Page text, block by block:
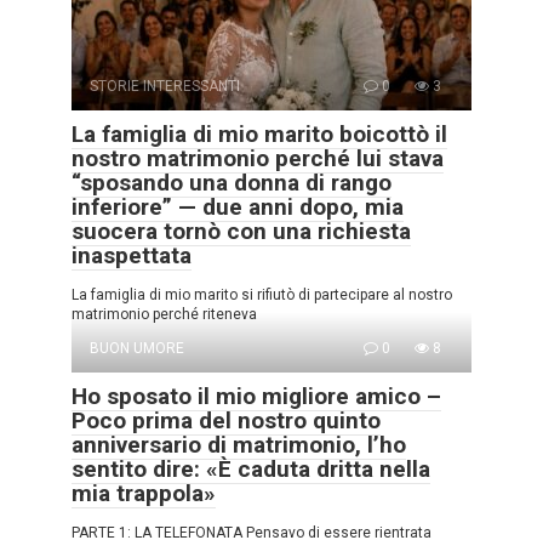
STORIE INTERESSANTI 0 3
La famiglia di mio marito boicottò il
nostro matrimonio perché lui stava
“sposando una donna di rango
inferiore” — due anni dopo, mia
suocera tornò con una richiesta
inaspettata
La famiglia di mio marito si rifiutò di partecipare al nostro
matrimonio perché riteneva
BUON UMORE
0 8
Ho sposato il mio migliore amico –
Poco prima del nostro quinto
anniversario di matrimonio, l’ho
sentito dire: «È caduta dritta nella
mia trappola»
PARTE 1: LA TELEFONATA Pensavo di essere rientrata